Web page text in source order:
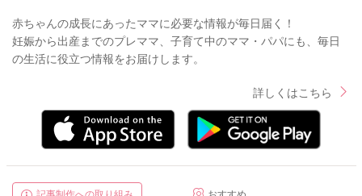
赤ちゃんの成長にあったママに必要な情報が毎日届く！
妊娠から出産までのプレママ、子育て中のママ・パパにも、毎日
の生活に役立つ情報をお届けします。
詳しくはこちら